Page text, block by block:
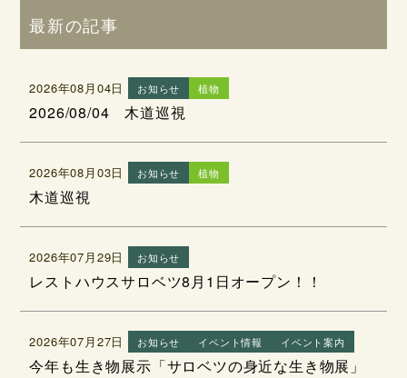
最新の記事
2026年08月04日 お知らせ 植物
2026/08/04 木道巡視
2026年08月03日 お知らせ 植物
木道巡視
2026年07月29日 お知らせ
レストハウスサロベツ8月1日オープン！！
2026年07月27日 お知らせ イベント情報 イベント案内
今年も生き物展示「サロベツの身近な生き物展」